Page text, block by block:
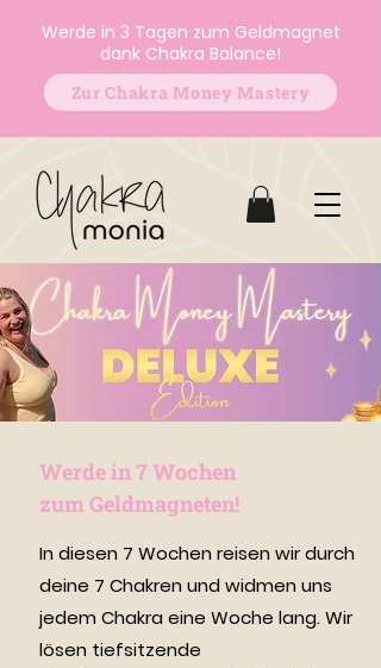
Werde in 3 Tagen zum Geldmagnet
dank Chakra Balance!
Zur Chakra Money Mastery
Werde in 7 Wochen
zum Geldmagneten!
In diesen 7 Wochen reisen wir durch
deine 7 Chakren und widmen uns
jedem Chakra eine Woche lang. Wir
lösen tiefsitzende